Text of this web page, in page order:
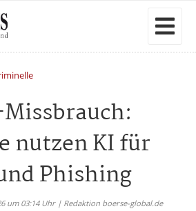
nutzen KI für
Phishing
um 03:14 Uhr | Redaktion boerse-global.de